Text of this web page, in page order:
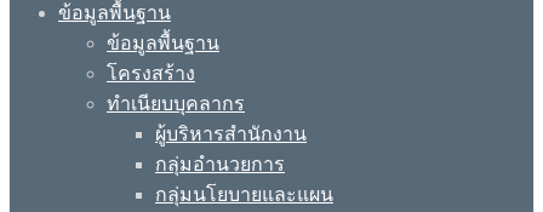
ข้อมูลพื้นฐาน
ข้อมูลพื้นฐาน
โครงสร้าง
ทำเนียบบุคลากร
ผู้บริหารสำนักงาน
กลุ่มอำนวยการ
กลุ่มนโยบายและแผน